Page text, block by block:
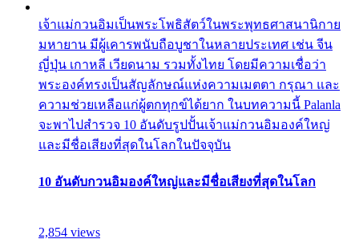
เจ้าแม่กวนอิมเป็นพระโพธิสัตว์ในพระพุทธศาสนานิกาย
มหายาน มีผู้เคารพนับถือบูชาในหลายประเทศ เช่น จีน
ญี่ปุ่น เกาหลี เวียดนาม รวมทั้งไทย โดยมีความเชื่อว่า
พระองค์ทรงเป็นสัญลักษณ์แห่งความเมตตา กรุณา และ
ความช่วยเหลือแก่ผู้ตกทุกข์ได้ยาก ในบทความนี้ Palanla
จะพาไปสำรวจ 10 อันดับรูปปั้นเจ้าแม่กวนอิมองค์ใหญ่
และมีชื่อเสียงที่สุดในโลกในปัจจุบัน
10 อันดับกวนอิมองค์ใหญ่และมีชื่อเสียงที่สุดในโลก
2,854 views